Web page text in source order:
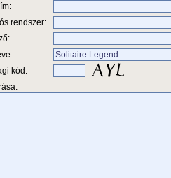
rendszer:
kód: